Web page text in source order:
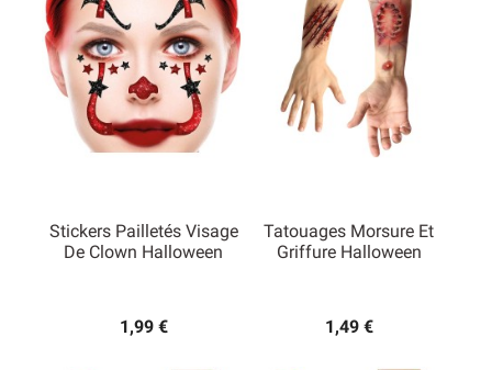
Stickers Pailletés Visage
De Clown Halloween
1,99 €
Tatouages Morsure Et
Griffure Halloween
1,49 €